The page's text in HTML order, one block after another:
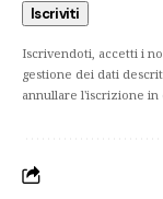
Iscrivendoti, accetti i
gestione dei dati
annullare l'iscrizione in